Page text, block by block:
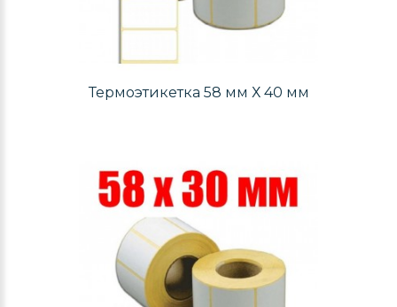
Термоэтикетка 58 мм Х 40 мм